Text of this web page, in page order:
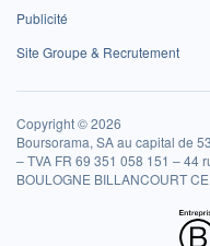
Publicité
Site Groupe & Recrutement
Copyright © 2026
Boursorama, SA au capital de
– TVA FR 69 351 058 151 – 44
BOULOGNE BILLANCOURT